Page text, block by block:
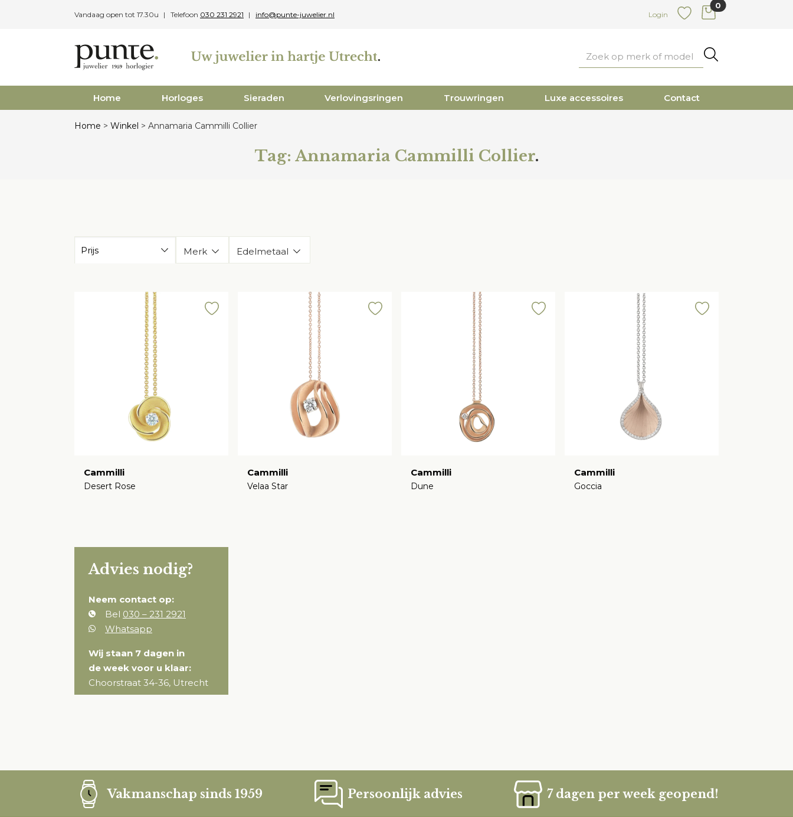
Vandaag open tot 17.30u Telefoon 030 231 2921 info@punte-juwelier.nl
Login
0
items in cart
Home Horloges Sieraden Verlovingsringen Trouwringen Luxe accessoires Contact
Home > Winkel > Annamaria Cammilli Collier
Tag: Annamaria Cammilli Collier.
Merk Edelmetaal
Cammilli
Desert Rose
Cammilli
Velaa Star
Cammilli
Dune
Cammilli
Goccia
Advies nodig?
Neem contact op:
Bel 030 – 231 2921
Whatsapp
Wij staan 7 dagen in
de week voor u klaar:
Choorstraat 34-36, Utrecht
Vakmanschap sinds 1959 Persoonlijk advies 7 dagen per week geopend!